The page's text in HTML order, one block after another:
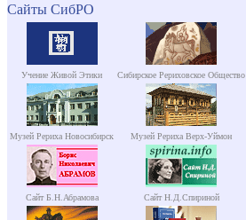
Сайты СибРО
Учение Живой Этики Сибирское Рериховское Общество
Музей Рериха Новосибирск Музей Рериха Верх-Уймон
Сайт Б.Н.Абрамова Сайт Н.Д.Спириной